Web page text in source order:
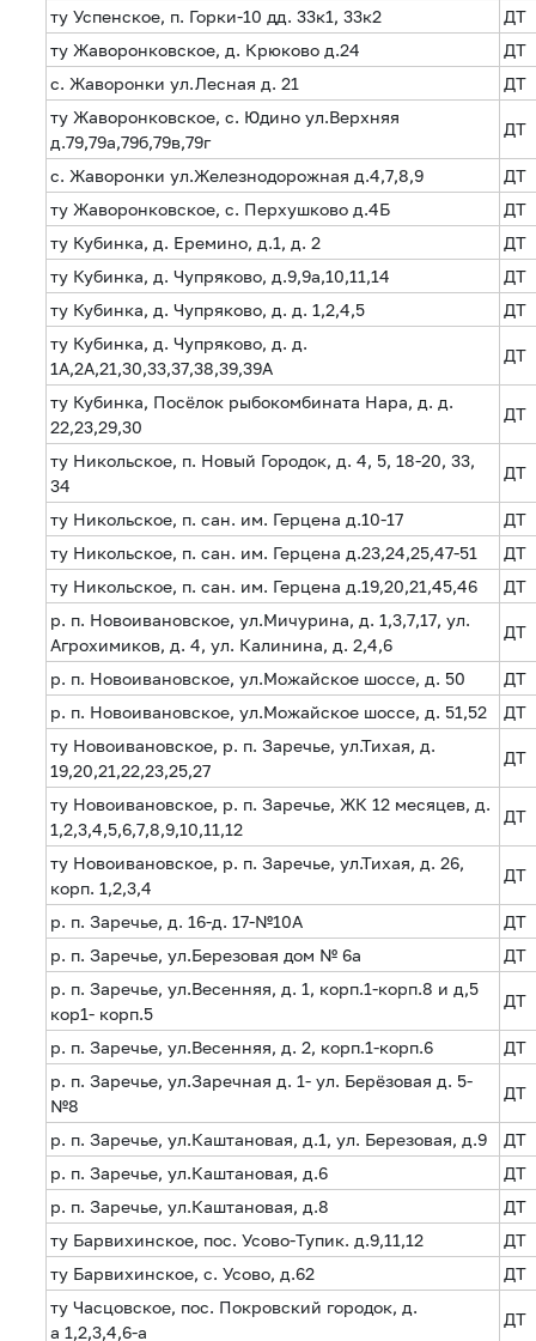
ту Успенское, п. Горки-10 дд. 33к1, 33к2
ДТ
ту Жаворонковское, д. Крюково д.24
ДТ
с. Жаворонки ул.Лесная д. 21
ДТ
ту Жаворонковское, с. Юдино ул.Верхняя
д.79,79а,79б,79в,79г
ДТ
с. Жаворонки ул.Железнодорожная д.4,7,8,9
ДТ
ту Жаворонковское, с. Перхушково д.4Б
ДТ
ту Кубинка, д. Еремино, д.1, д. 2
ДТ
ту Кубинка, д. Чупряково, д.9,9а,10,11,14
ДТ
ту Кубинка, д. Чупряково, д. д. 1,2,4,5
ДТ
ту Кубинка, д. Чупряково, д. д.
1А,2А,21,30,33,37,38,39,39А
ДТ
ту Кубинка, Посёлок рыбокомбината Нара, д. д.
22,23,29,30
ДТ
ту Никольское, п. Новый Городок, д. 4, 5, 18-20, 33,
34
ДТ
ту Никольское, п. сан. им. Герцена д.10-17
ДТ
ту Никольское, п. сан. им. Герцена д.23,24,25,47-51
ДТ
ту Никольское, п. сан. им. Герцена д.19,20,21,45,46
ДТ
р. п. Новоивановское, ул.Мичурина, д. 1,3,7,17, ул.
Агрохимиков, д. 4, ул. Калинина, д. 2,4,6
ДТ
р. п. Новоивановское, ул.Можайское шоссе, д. 50
ДТ
р. п. Новоивановское, ул.Можайское шоссе, д. 51,52
ДТ
ту Новоивановское, р. п. Заречье, ул.Тихая, д.
19,20,21,22,23,25,27
ДТ
ту Новоивановское, р. п. Заречье, ЖК 12 месяцев, д.
1,2,3,4,5,6,7,8,9,10,11,12
ДТ
ту Новоивановское, р. п. Заречье, ул.Тихая, д. 26,
корп. 1,2,3,4
ДТ
р. п. Заречье, д. 16-д. 17-№10А
ДТ
р. п. Заречье, ул.Березовая дом № 6а
ДТ
р. п. Заречье, ул.Весенняя, д. 1, корп.1-корп.8 и д,5
кор1- корп.5
ДТ
р. п. Заречье, ул.Весенняя, д. 2, корп.1-корп.6
ДТ
р. п. Заречье, ул.Заречная д. 1- ул. Берёзовая д. 5-
№8
ДТ
р. п. Заречье, ул.Каштановая, д.1, ул. Березовая, д.9
ДТ
р. п. Заречье, ул.Каштановая, д.6
ДТ
р. п. Заречье, ул.Каштановая, д.8
ДТ
ту Барвихинское, пос. Усово-Тупик. д.9,11,12
ДТ
ту Барвихинское, с. Усово, д.62
ДТ
ту Часцовское, пос. Покровский городок, д.
а 1,2,3,4,6-а
ДТ